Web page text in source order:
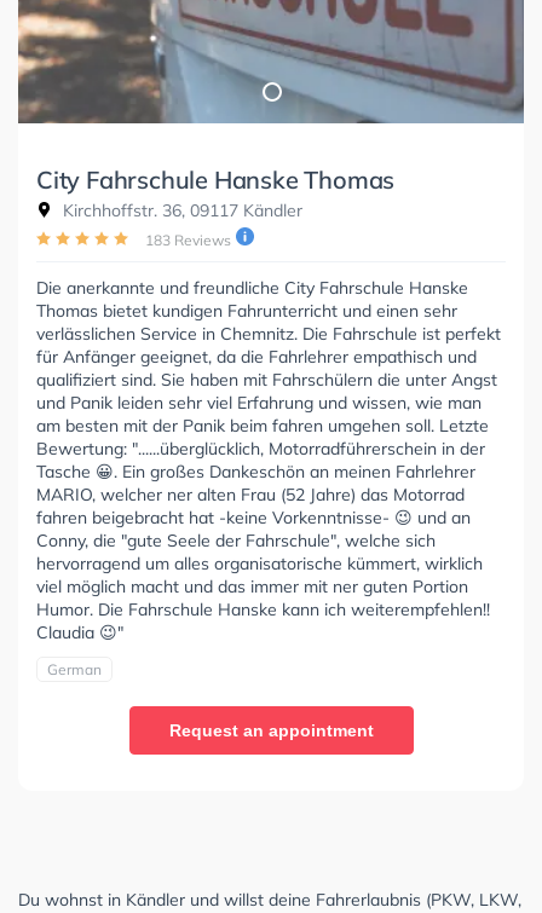
City Fahrschule Hanske Thomas
Kirchhoffstr. 36, 09117 Kändler
183 Reviews
Die anerkannte und freundliche City Fahrschule Hanske
Thomas bietet kundigen Fahrunterricht und einen sehr
verlässlichen Service in Chemnitz. Die Fahrschule ist perfekt
für Anfänger geeignet, da die Fahrlehrer empathisch und
qualifiziert sind. Sie haben mit Fahrschülern die unter Angst
und Panik leiden sehr viel Erfahrung und wissen, wie man
am besten mit der Panik beim fahren umgehen soll. Letzte
Bewertung: "......überglücklich, Motorradführerschein in der
Tasche 😀. Ein großes Dankeschön an meinen Fahrlehrer
MARIO, welcher ner alten Frau (52 Jahre) das Motorrad
fahren beigebracht hat -keine Vorkenntnisse- 😉 und an
Conny, die "gute Seele der Fahrschule", welche sich
hervorragend um alles organisatorische kümmert, wirklich
viel möglich macht und das immer mit ner guten Portion
Humor. Die Fahrschule Hanske kann ich weiterempfehlen!!
Claudia 😉"
German
Request an appointment
Du wohnst in Kändler und willst deine Fahrerlaubnis (PKW, LKW,